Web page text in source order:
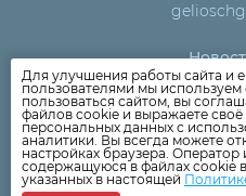
Новости
Как
Раскрытие
Для улучшения работы сайта и
пользователями мы
пользоваться сайтом, вы
файлов cookie и выражаете
персональных данных с
аналитики. Вы всегда можете
настройках браузера.
содержащуюся в файлах cookie
указанных в настоящей